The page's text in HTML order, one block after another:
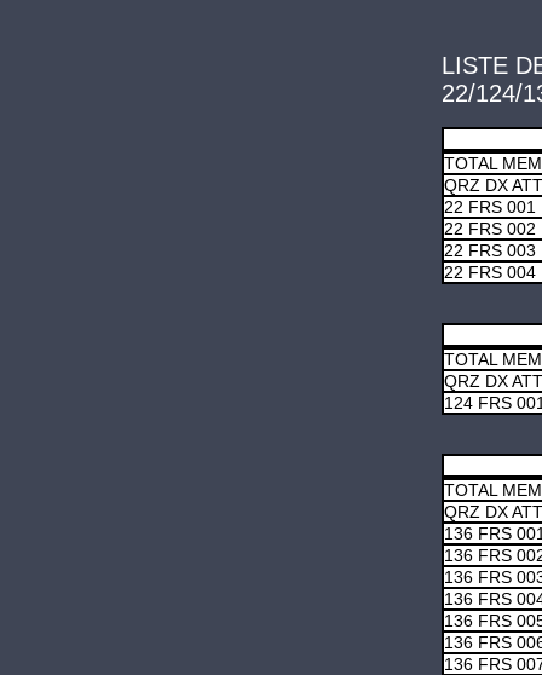
LISTE
22/124/
TOTAL
QRZ DX
22 FRS 001
22 FRS 002
22 FRS 003
22 FRS 004
TOTAL
QRZ DX
124 FRS
TOTAL
QRZ DX
136 FRS
136 FRS
136 FRS
136 FRS
136 FRS
136 FRS
136 FRS